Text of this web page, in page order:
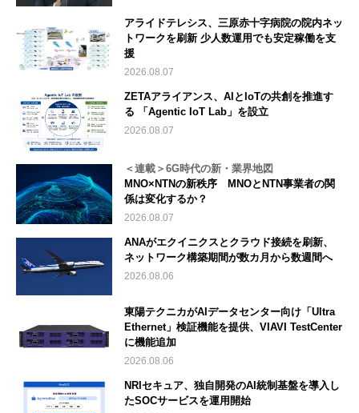
アライドテレシス、三原赤十字病院の院内ネッ
トワークを刷新 少人数運用でも安定稼働を支
援
2026.08.07
ZETAアライアンス、AIとIoTの共創を推進す
る 「Agentic IoT Lab」を設立
2026.08.07
＜連載＞6G時代の新・業界地図
MNO×NTNの新秩序 MNOとNTN事業者の関
係は変化するか？
2026.08.07
ANAがエクイニクスとクラウド接続を刷新、
ネットワーク構築期間が数カ月から数週間へ
2026.08.06
東陽テクニカがAIデータセンター向け「Ultra
Ethernet」検証機能を提供、VIAVI TestCenter
に機能追加
2026.08.06
NRIセキュア、独自開発のAI統制基盤を導入し
たSOCサービスを運用開始